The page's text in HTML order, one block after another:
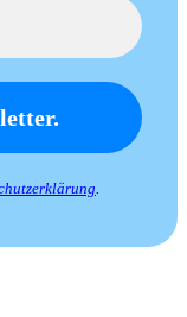
.